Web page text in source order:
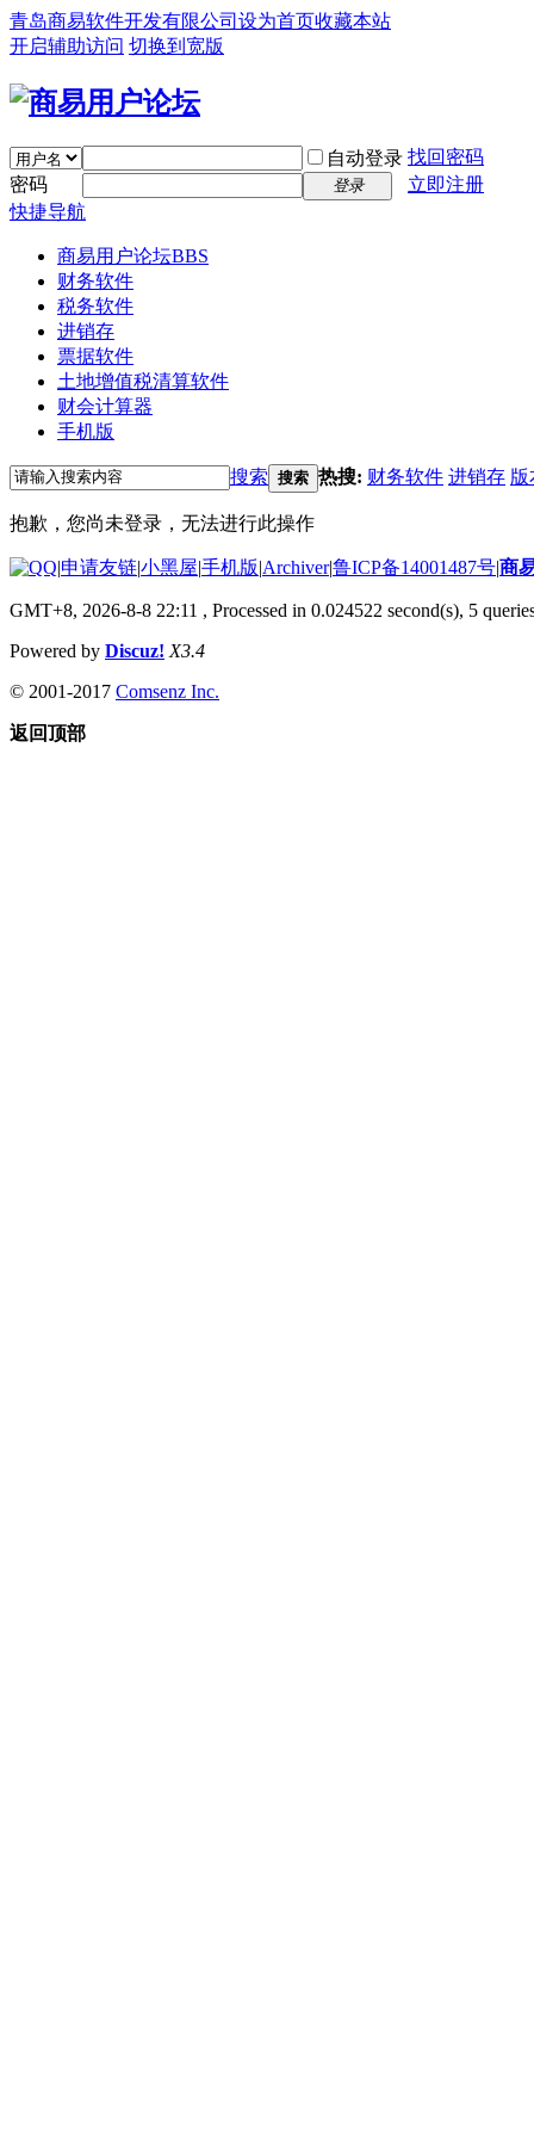
青岛商易软件开发有限公司 设为首页收藏本站
开启辅助访问 切换到宽版
自动登录 找回密码
密码
登录
立即注册
快捷导航
商易用户论坛BBS
财务软件
税务软件
进销存
票据软件
土地增值税清算软件
财会计算器
手机版
搜索 搜索 热搜: 财务软件 进销存 版
抱歉，您尚未登录，无法进行此操作
|申请友链|小黑屋|手机版|Archiver|鲁ICP备14001487号|商
GMT+8, 2026-8-8 22:11 , Processed in 0.024522 second(s), 5
Powered by Discuz! X3.4
© 2001-2017 Comsenz Inc.
返回顶部